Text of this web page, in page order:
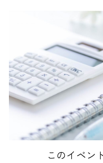
このイベン